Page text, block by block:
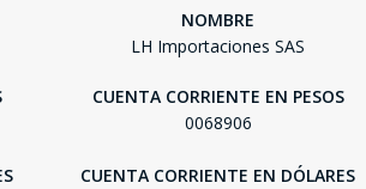
NOMBRE
LH Importaciones SAS
CUENTA CORRIENTE EN PESOS
0068906
CUENTA CORRIENTE EN DÓLARES